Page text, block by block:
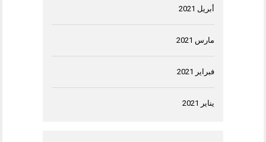
أبريل 2021
مارس 2021
فبراير 2021
يناير 2021